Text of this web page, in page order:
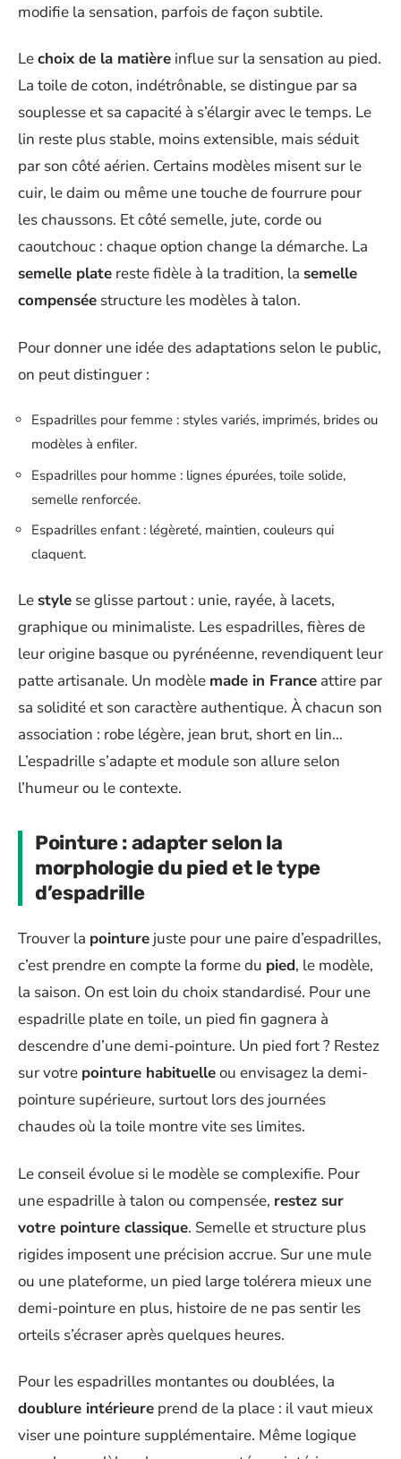
modifie la sensation, parfois de façon subtile.
Lechoix de la matière influe sur la sensation au pied.
La toile de coton, indétrônable, se distingue par sa
souplesse et sa capacité à s’élargir avec le temps. Le
lin reste plus stable, moins extensible, mais séduit
par son côté aérien. Certains modèles misent sur le
cuir, le daim ou même une touche de fourrure pour
les chaussons. Et côté semelle, jute, corde ou
caoutchouc : chaque option change la démarche. La
semelle plate reste fidèle à la tradition, la semelle
compensée structure les modèles à talon.
Pour donner une idée des adaptations selon le public,
on peut distinguer :
Espadrilles pour femme : styles variés, imprimés, brides ou
modèles à enfiler.
Espadrilles pour homme : lignes épurées, toile solide,
semelle renforcée.
Espadrilles enfant : légèreté, maintien, couleurs qui
claquent.
Le style se glisse partout : unie, rayée, à lacets,
graphique ou minimaliste. Les espadrilles, fières de
leur origine basque ou pyrénéenne, revendiquent leur
patte artisanale. Un modèle made in France attire par
sa solidité et son caractère authentique. À chacun son
association : robe légère, jean brut, short en lin…
L’espadrille s’adapte et module son allure selon
l’humeur ou le contexte.
Pointure : adapter selon la
morphologie du pied et le type
d’espadrille
Trouver la pointure juste pour une paire d’espadrilles,
c’est prendre en compte la forme du pied, le modèle,
la saison. On est loin du choix standardisé. Pour une
espadrille plate en toile, un pied fin gagnera à
descendre d’une demi-pointure. Un pied fort ? Restez
sur votre pointure habituelleou envisagez la demi-
pointure supérieure, surtout lors des journées
chaudes où la toile montre vite ses limites.
Le conseil évolue si le modèle se complexifie. Pour
une espadrille à talon ou compensée, restez sur
votre pointure classique. Semelle et structure plus
rigides imposent une précision accrue. Sur une mule
ou une plateforme, un pied large tolérera mieux une
demi-pointure en plus, histoire de ne pas sentir les
orteils s’écraser après quelques heures.
Pour les espadrilles montantes ou doublées, la
doublure intérieure prend de la place : il vaut mieux
viser une pointure supplémentaire. Même logique